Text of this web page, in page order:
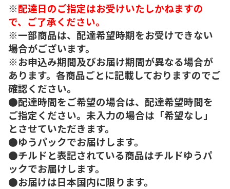
※配達日のご指定はお受けいたしかねますの
で、ご了承ください。
※一部商品は、配達希望時期をお受けできない
場合がございます。
※お申込み期間及びお届け期間が異なる場合が
あります。各商品ごとに記載しておりますのでご
確認ください。
●配達時間をご希望の場合は、配達希望時間を
ご指定ください。未入力の場合は「希望なし」
とさせていただきます。
●ゆうパックでお届けします。
●チルドと表記されている商品はチルドゆうパ
ックでお届けします。
●お届けは日本国内に限ります。